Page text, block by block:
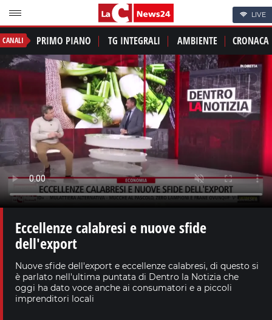
LIVE
CANALI PRIMO PIANO TG INTEGRALI AMBIENTE CRONACA
Eccellenze calabresi e nuove sfide
dell'export
Nuove sfide dell'export e eccellenze calabresi, di questo si
è parlato nell'ultima puntata di Dentro la Notizia che
oggi ha dato voce anche ai consumatori e a piccoli
imprenditori locali